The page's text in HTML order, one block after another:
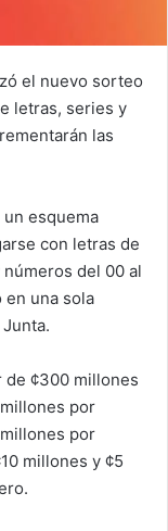
el nuevo sorteo
letras, series y
las
esquema
con letras de
números del 00 al
una sola
de ¢300 millones
por
por
millones y ¢5